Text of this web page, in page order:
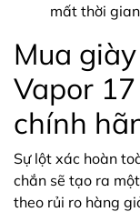
mất thời
Mua
Vapor
chính
Sự lột xác hoàn
chắn sẽ tạo ra
theo rủi ro hàng